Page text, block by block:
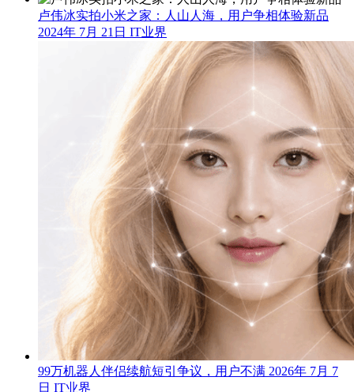
卢伟冰实拍小米之家：人山人海，用户争相体验新品
2024年 7月 21日 IT业界
99万机器人伴侣续航短引争议，用户不满 2026年 7月 7
日 IT业界